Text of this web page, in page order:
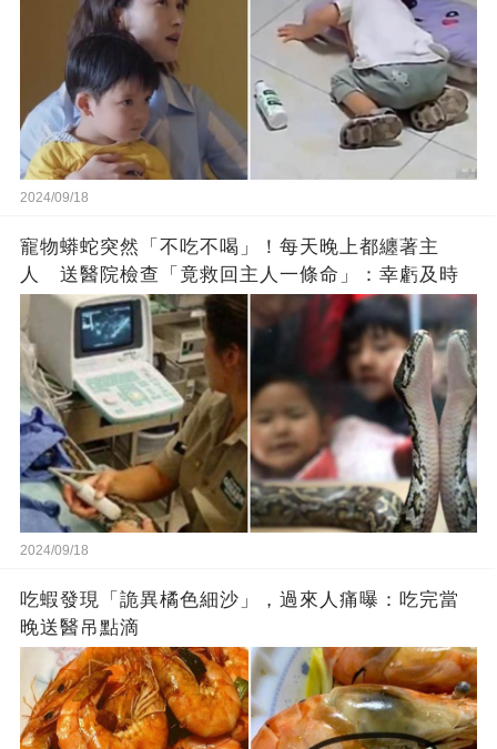
2024/09/18
寵物蟒蛇突然「不吃不喝」！每天晚上都纏著主
人 送醫院檢查「竟救回主人一條命」：幸虧及時
2024/09/18
吃蝦發現「詭異橘色細沙」，過來人痛曝：吃完當
晚送醫吊點滴